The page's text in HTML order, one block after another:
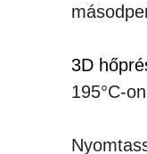
3D
195°C-